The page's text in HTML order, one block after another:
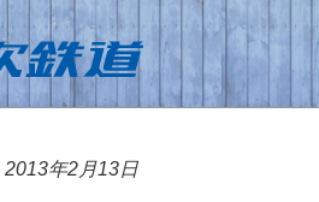
2013年2月13日